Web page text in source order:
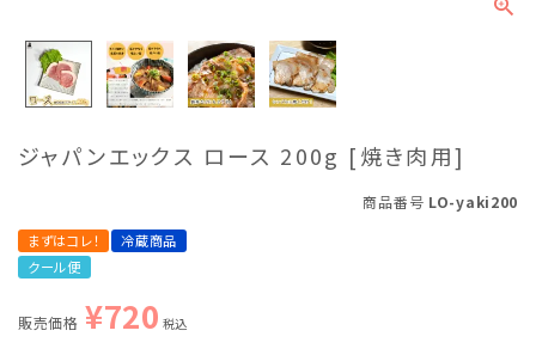
ジャパンエックス ロース 200g [焼き肉用]
商品番号 LO-yaki200
まずはコレ！
冷蔵商品
クール便
販売価格 ¥720 税込